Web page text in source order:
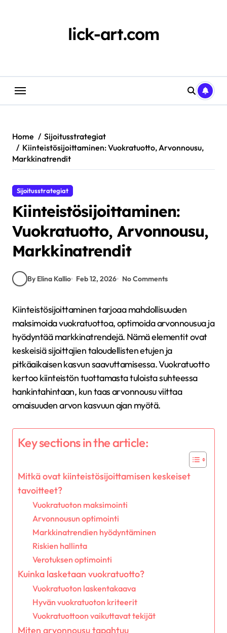
lick-art.com
Home
Sijoitusstrategiat
Kiinteistösijoittaminen: Vuokratuotto, Arvonnousu,
Markkinatrendit
Sijoitusstrategiat
Kiinteistösijoittaminen:
Vuokratuotto, Arvonnousu,
Markkinatrendit
By Elina Kallio Feb 12, 2026 No Comments
Kiinteistösijoittaminen tarjoaa mahdollisuuden
maksimoida vuokratuottoa, optimoida arvonnousua ja
hyödyntää markkinatrendejä. Nämä elementit ovat
keskeisiä sijoittajien taloudellisten etujen ja
pitkäaikaisen kasvun saavuttamisessa. Vuokratuotto
kertoo kiinteistön tuottamasta tuloista suhteessa
hankintahintaan, kun taas arvonnousu viittaa
omaisuuden arvon kasvuun ajan myötä.
Key sections in the article:
Mitkä ovat kiinteistösijoittamisen keskeiset
tavoitteet?
Vuokratuoton maksimointi
Arvonnousun optimointi
Markkinatrendien hyödyntäminen
Riskien hallinta
Verotuksen optimointi
Kuinka lasketaan vuokratuotto?
Vuokratuoton laskentakaava
Hyvän vuokratuoton kriteerit
Vuokratuottoon vaikuttavat tekijät
Miten arvonnousu tapahtuu